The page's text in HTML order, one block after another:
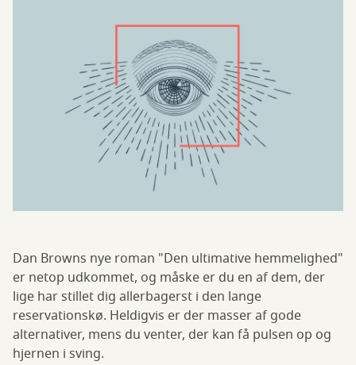
Dan Browns nye roman "Den ultimative hemmelighed"
er netop udkommet, og måske er du en af dem, der
lige har stillet dig allerbagerst i den lange
reservationskø. Heldigvis er der masser af gode
alternativer, mens du venter, der kan få pulsen op og
hjernen i sving.